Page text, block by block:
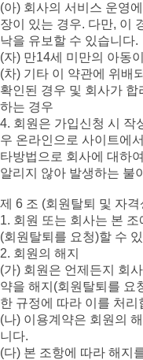
(아) 회사의 서비스 운영
장이 있는 경우. 다만, 이
낙을 유보할 수 있습니다.
(자) 만14세 미만의 아동
(차) 기타 이 약관에 위배
확인된 경우 및 회사가
하는 경우
4. 회원은 가입신청 시 작
우 온라인으로 사이트에
타방법으로 회사에 대하
알리지 않아 발생하는 불
제 6 조 (회원탈퇴 및 자격
1. 회원 또는 회사는 본
(회원탈퇴를 요청)할 수
2. 회원의 해지
(가) 회원은 언제든지 회
약을 해지(회원탈퇴를 요
한 규정에 따라 이를 처리
(나) 이용계약은 회원의
니다.
(다) 본 조항에 따라 해지